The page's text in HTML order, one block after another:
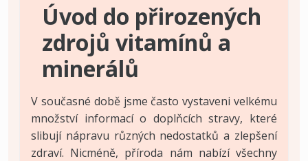
Úvod do přirozených
zdrojů vitamínů a
minerálů
V současné době jsme často vystaveni velkému
množství informací o doplňcích stravy, které
slibují nápravu různých nedostatků a zlepšení
zdraví. Nicméně, příroda nám nabízí všechny